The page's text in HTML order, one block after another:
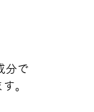
分で
。